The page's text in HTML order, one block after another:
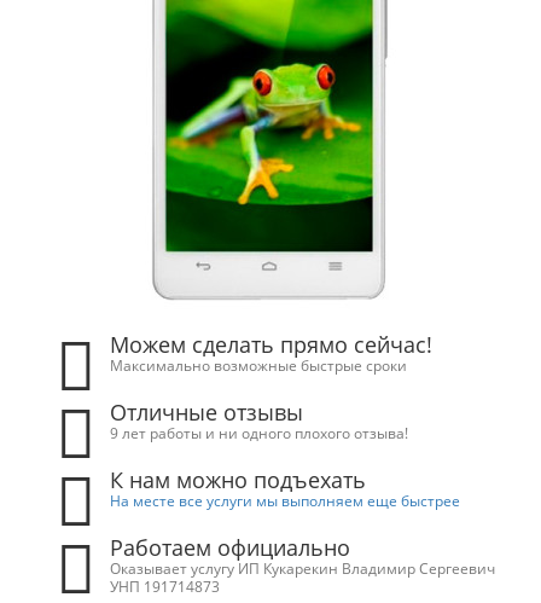
Можем сделать прямо сейчас!
Максимально возможные быстрые сроки
Отличные отзывы
9 лет работы и ни одного плохого отзыва!
К нам можно подъехать
На месте все услуги мы выполняем еще быстрее
Работаем официально
Оказывает услугу ИП Кукарекин Владимир Сергеевич
УНП 191714873